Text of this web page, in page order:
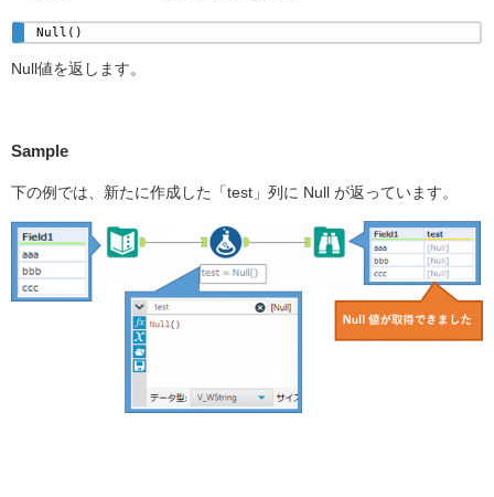
Null()
Null値を返します。
Sample
下の例では、新たに作成した「test」列に Null が返っています。